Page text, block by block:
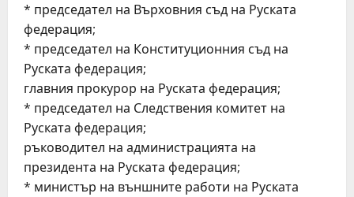
* председател на Върховния съд на Руската
федерация;
* председател на Конституционния съд на
Руската федерация;
главния прокурор на Руската федерация;
* председател на Следствения комитет на
Руската федерация;
ръководител на администрацията на
президента на Руската федерация;
* министър на външните работи на Руската